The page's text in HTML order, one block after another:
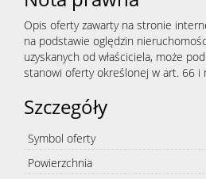
Opis oferty zawarty na stronie
na podstawie oględzin
uzyskanych od właściciela, może
stanowi oferty określonej w art. 66 i
Szczegóły
Symbol oferty
Powierzchnia